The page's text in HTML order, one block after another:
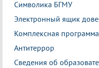
Символика БГМУ
Электронный ящик
Комплексная
Антитеррор
Сведения об